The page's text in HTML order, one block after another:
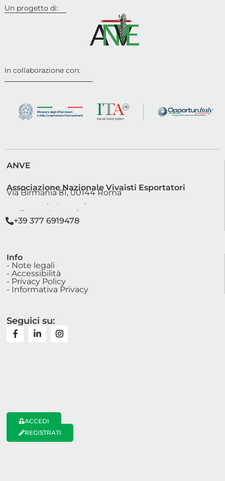
Un progetto di:
In collaborazione con:
ANVE
Associazione Nazionale Vivaisti Esportatori
Via Birmania 81, 00144 Roma
segreteria@anve.it
sviluppo@anve.it
+39 377 6919478
Info
- Note legali
- Accessibilità
- Privacy Policy
- Informativa Privacy
Seguici su:
ACCEDI
REGISTRATI